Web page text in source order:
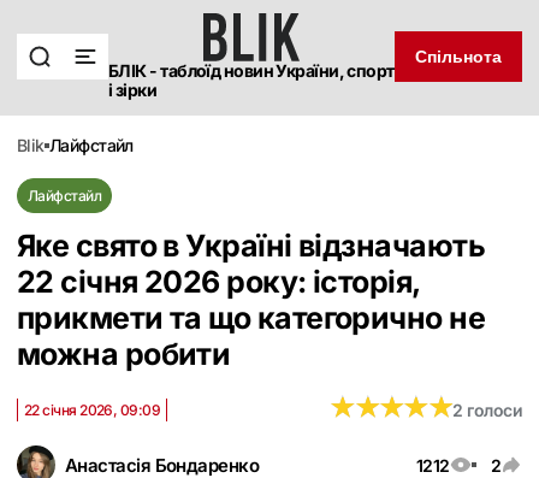
БЛІК - таблоїд новин України, спорт
і зірки
Спільнота
blik лайфстайл
Лайфстайл
Яке свято в Україні відзначають
22 січня 2026 року: історія,
прикмети та що категорично не
можна робити
Анастасія Бондаренко 1212 2
22 січня 2026, 09:09 ★★★★★
★★★★★2 голоси